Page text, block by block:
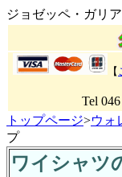
ジョゼッペ・ガリ
【
Tel
トップページ>ウォ
プ
ワイシャツ